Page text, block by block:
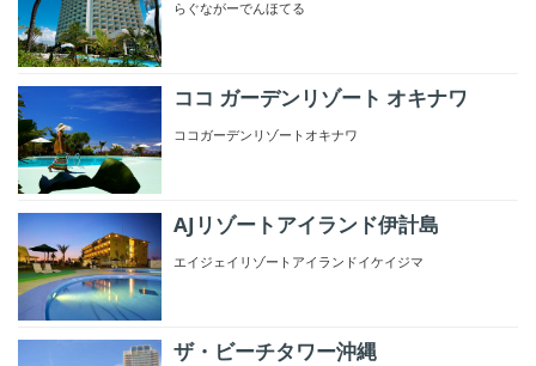
らぐながーでんほてる
ココ ガーデンリゾート オキナワ
ココガーデンリゾートオキナワ
AJリゾートアイランド伊計島
エイジェイリゾートアイランドイケイジマ
ザ・ビーチタワー沖縄